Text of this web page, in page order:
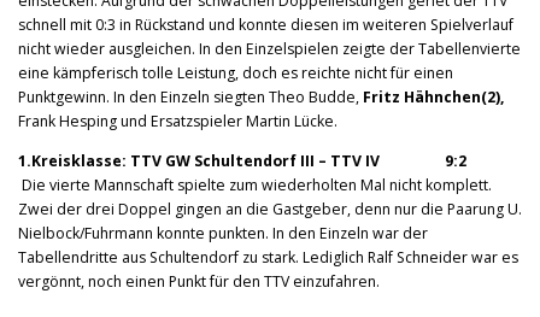
schnell mit 0:3 in Rückstand und konnte diesen im weiteren Spielverlauf
nicht wieder ausgleichen. In den Einzelspielen zeigte der Tabellenvierte
eine kämpferisch tolle Leistung, doch es reichte nicht für einen
Punktgewinn. In den Einzeln siegten Theo Budde, Fritz Hähnchen(2),
Frank Hesping und Ersatzspieler Martin Lücke.
1.Kreisklasse: TTV GW Schultendorf III – TTV IV 9:2
Die vierte Mannschaft spielte zum wiederholten Mal nicht komplett.
Zwei der drei Doppel gingen an die Gastgeber, denn nur die Paarung U.
Nielbock/Fuhrmann konnte punkten. In den Einzeln war der
Tabellendritte aus Schultendorf zu stark. Lediglich Ralf Schneider war es
vergönnt, noch einen Punkt für den TTV einzufahren.